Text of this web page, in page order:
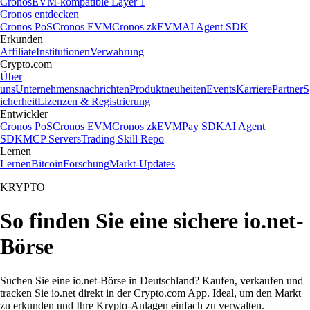
Cronos entdecken
Cronos PoSCronos EVMCronos zkEVMAI Agent SDK
Erkunden
AffiliateInstitutionenVerwahrung
Crypto.com
Über
unsUnternehmensnachrichtenProduktneuheitenEventsKarrierePartnerS
icherheitLizenzen & Registrierung
Entwickler
Cronos PoSCronos EVMCronos zkEVMPay SDKAI Agent
SDKMCP ServersTrading Skill Repo
Lernen
LernenBitcoinForschungMarkt-Updates
KRYPTO
So finden Sie eine sichere io.net-
Börse
Suchen Sie eine io.net-Börse in Deutschland? Kaufen, verkaufen und
tracken Sie io.net direkt in der Crypto.com App. Ideal, um den Markt
zu erkunden und Ihre Krypto-Anlagen einfach zu verwalten.